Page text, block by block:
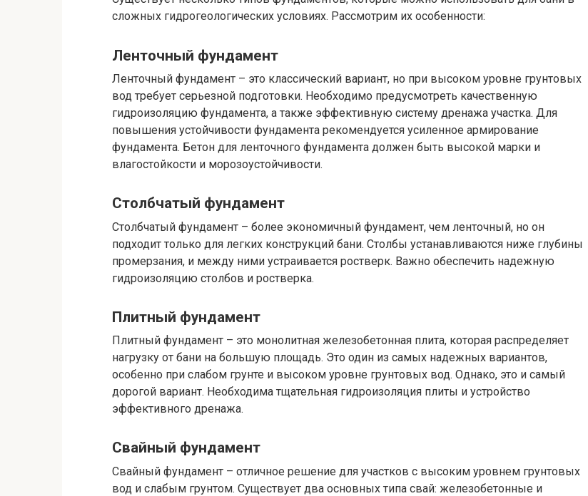
сложных гидрогеологических условиях. Рассмотрим их особенности:
Ленточный фундамент
Ленточный фундамент – это классический вариант, но при высоком уровне грунтовых
вод требует серьезной подготовки. Необходимо предусмотреть качественную
гидроизоляцию фундамента, а также эффективную систему дренажа участка. Для
повышения устойчивости фундамента рекомендуется усиленное армирование
фундамента. Бетон для ленточного фундамента должен быть высокой марки и
влагостойкости и морозоустойчивости.
Столбчатый фундамент
Столбчатый фундамент – более экономичный фундамент, чем ленточный, но он
подходит только для легких конструкций бани. Столбы устанавливаются ниже глубины
промерзания, и между ними устраивается ростверк. Важно обеспечить надежную
гидроизоляцию столбов и ростверка.
Плитный фундамент
Плитный фундамент – это монолитная железобетонная плита, которая распределяет
нагрузку от бани на большую площадь. Это один из самых надежных вариантов,
особенно при слабом грунте и высоком уровне грунтовых вод. Однако, это и самый
дорогой вариант. Необходима тщательная гидроизоляция плиты и устройство
эффективного дренажа.
Свайный фундамент
Свайный фундамент – отличное решение для участков с высоким уровнем грунтовых
вод и слабым грунтом. Существует два основных типа свай: железобетонные и